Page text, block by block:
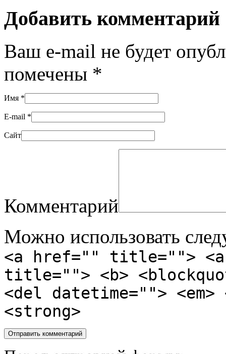
Добавить комментарий
Ваш e-mail не будет
помечены *
Имя *
E-mail *
Сайт
Комментарий
Можно использовать
<a href="" title="">
title=""> <b>
<del datetime="">
<strong>